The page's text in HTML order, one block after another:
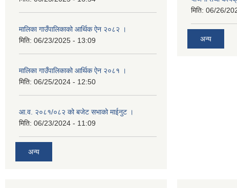
मालिका गाउँपालिकाको आर्थिक ऐन २०८२ ।
मिति: 06/23/2025 - 13:09
मालिका गाउँपालिकाको आर्थिक ऐन २०८१ ।
मिति: 06/25/2024 - 12:50
आ.व. २०८१/०८२ को बजेट सभाको माईनुट ।
मिति: 06/23/2024 - 11:09
अन्य
मिति: 06/26/
अन्य